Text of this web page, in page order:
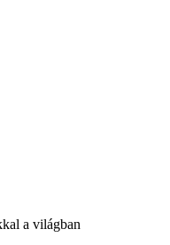
a világban